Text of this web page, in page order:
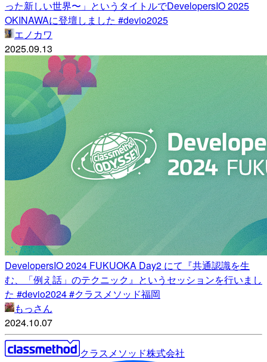
った新しい世界〜」というタイトルでDevelopersIO 2025
OKINAWAに登壇しました #devio2025
エノカワ
2025.09.13
DevelopersIO 2024 FUKUOKA Day2 にて『共通認識を生
む、「例え話」のテクニック』というセッションを行いまし
た #devio2024 #クラスメソッド福岡
もっさん
2024.10.07
クラスメソッド株式会社